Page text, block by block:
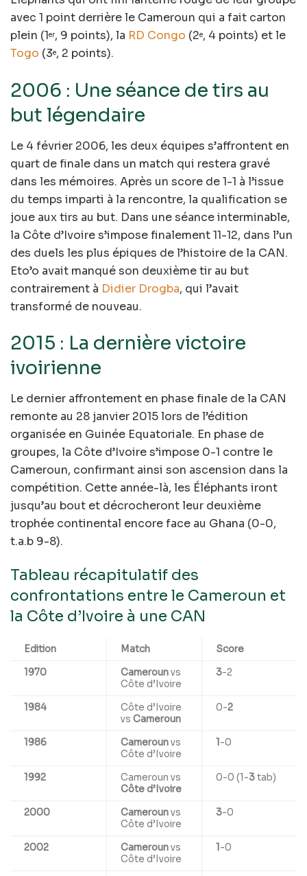
avec 1 point derrière le Cameroun qui a fait carton
plein (1er, 9 points), la RD Congo (2e, 4 points) et le
Togo (3e, 2 points).
2006 : Une séance de tirs au
but légendaire
Le 4 février 2006, les deux équipes s’affrontent en
quart de finale dans un match qui restera gravé
dans les mémoires. Après un score de 1-1 à l’issue
du temps imparti à la rencontre, la qualification se
joue aux tirs au but. Dans une séance interminable,
la Côte d’Ivoire s’impose finalement 11-12, dans l’un
des duels les plus épiques de l’histoire de la CAN.
Eto’o avait manqué son deuxième tir au but
contrairement à Didier Drogba, qui l’avait
transformé de nouveau.
2015 : La dernière victoire
ivoirienne
Le dernier affrontement en phase finale de la CAN
remonte au 28 janvier 2015 lors de l’édition
organisée en Guinée Equatoriale. En phase de
groupes, la Côte d’Ivoire s’impose 0-1 contre le
Cameroun, confirmant ainsi son ascension dans la
compétition. Cette année-là, les Éléphants iront
jusqu’au bout et décrocheront leur deuxième
trophée continental encore face au Ghana (0-0,
t.a.b 9-8).
Tableau récapitulatif des
confrontations entre le Cameroun et
la Côte d’Ivoire à une CAN
Edition Match
Score
1970
Camerounvs
Côte d’Ivoire
3-2
1984
Côte d’Ivoire
vs Cameroun
0-2
1986 Camerounvs
Côte d’Ivoire
1 -0
1992
Cameroun vs
Côte d’Ivoire
0-0 (1-3tab)
2000 Camerounvs
Côte d’Ivoire
3-0
2002 Camerounvs
Côte d’Ivoire
1 -0